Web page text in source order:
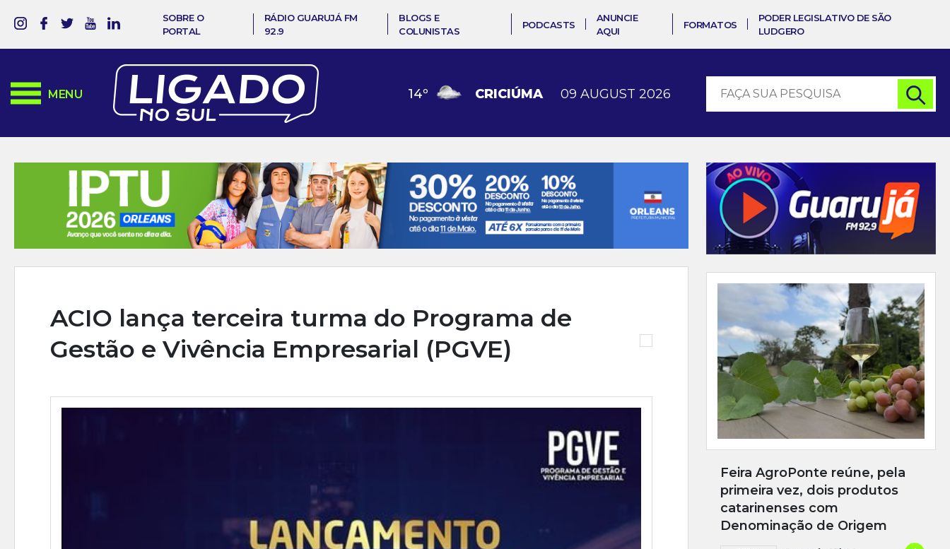
SOBRE O
PORTAL
RÁDIO GUARUJÁ FM
92.9
BLOGS E
COLUNISTAS
PODCASTS
ANUNCIE
AQUI
FORMATOS
PODER LEGISLATIVO DE SÃO
LUDGERO
MENU 14º CRICIÚMA 09 AUGUST 2026
ACIO lança terceira turma do Programa de
Gestão e Vivência Empresarial (PGVE)
Feira AgroPonte reúne, pela
primeira vez, dois produtos
catarinenses com
Denominação de Origem